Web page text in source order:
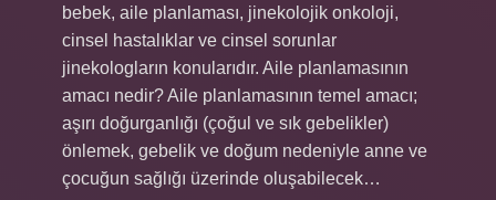
bebek, aile planlaması, jinekolojik onkoloji,
cinsel hastalıklar ve cinsel sorunlar
jinekologların konularıdır. Aile planlamasının
amacı nedir? Aile planlamasının temel amacı;
aşırı doğurganlığı (çoğul ve sık gebelikler)
önlemek, gebelik ve doğum nedeniyle anne ve
çocuğun sağlığı üzerinde oluşabilecek…